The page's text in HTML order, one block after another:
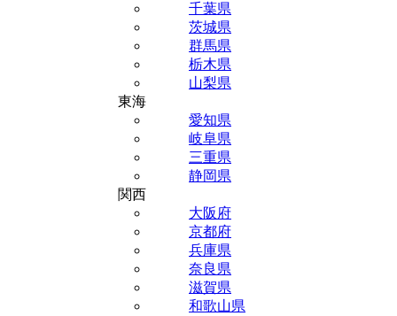
千葉県
茨城県
群馬県
栃木県
山梨県
東海
愛知県
岐阜県
三重県
静岡県
関西
大阪府
京都府
兵庫県
奈良県
滋賀県
和歌山県